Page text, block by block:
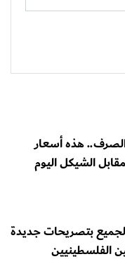
هذه أسعار
مقابل الشيكل اليوم
بتصريحات جديدة
الفلسطينيين